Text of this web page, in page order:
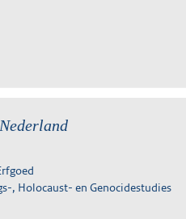
, Holocaust- en Genocidestudies